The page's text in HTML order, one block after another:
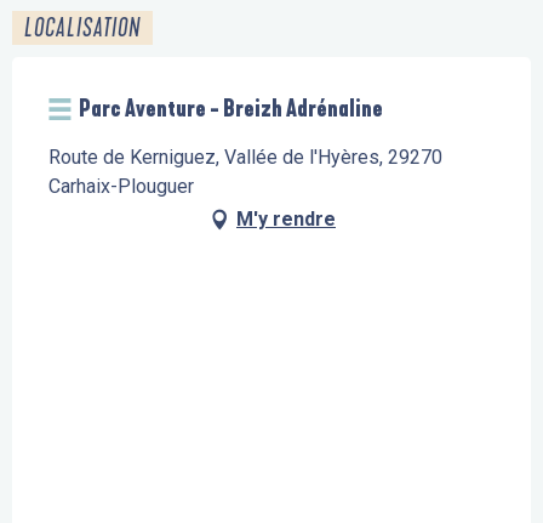
LOCALISATION
Parc Aventure - Breizh Adrénaline
Route de Kerniguez, Vallée de l'Hyères, 29270
Carhaix-Plouguer
M'y rendre